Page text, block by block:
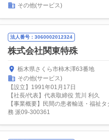
その他(サービス)
法人番号：3060002012324
株式会社関東特殊
栃木県さくら市柿木澤63番地
その他(サービス)
【設立】1991年01月17日
【社長/代表】代表取締役 荒川 利久
【事業概要】民間の患者輸送・福祉
務 派09-300361